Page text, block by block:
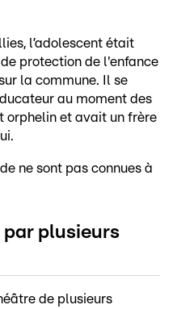
l’adolescent était
protection de l'enfance
la commune. Il se
au moment des
orphelin et avait un frère
ne sont pas connues à
par plusieurs
de plusieurs